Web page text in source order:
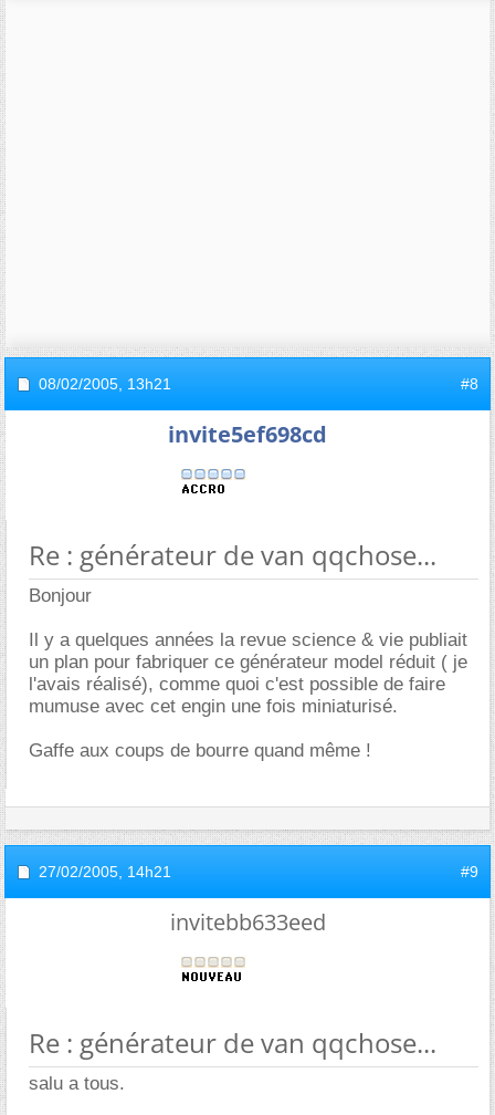
08/02/2005, 13h21 #8
invite5ef698cd
Re : générateur de van qqchose...
Bonjour
Il y a quelques années la revue science & vie publiait
un plan pour fabriquer ce générateur model réduit ( je
l'avais réalisé), comme quoi c'est possible de faire
mumuse avec cet engin une fois miniaturisé.
Gaffe aux coups de bourre quand même !
27/02/2005, 14h21 #9
invitebb633eed
Re : générateur de van qqchose...
salu a tous.